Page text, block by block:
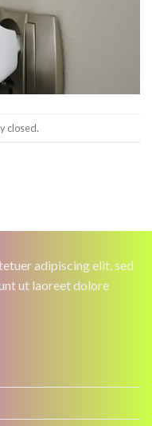
closed.
adipiscing elit, sed
ut laoreet dolore